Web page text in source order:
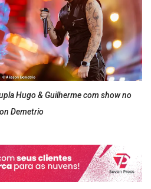
Hugo & Guilherme com show no
Demetrio